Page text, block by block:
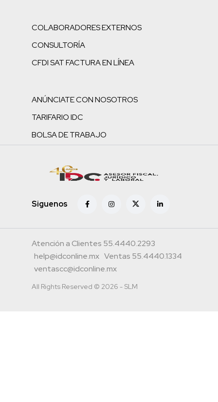
COLABORADORES EXTERNOS
CONSULTORÍA
CFDI SAT FACTURA EN LÍNEA
ANÚNCIATE CON NOSOTROS
TARIFARIO IDC
BOLSA DE TRABAJO
Siguenos
Atención a Clientes 55.4440.2293
help@idconline.mx Ventas 55.4440.1334
ventascc@idconline.mx
All Rights Reserved © 2026 - SLM